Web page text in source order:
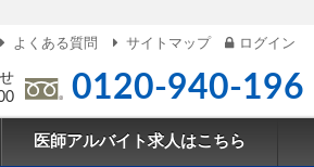
0120-940-196
よくある質問 サイトマップ ログイン
医師アルバイト求人はこちら